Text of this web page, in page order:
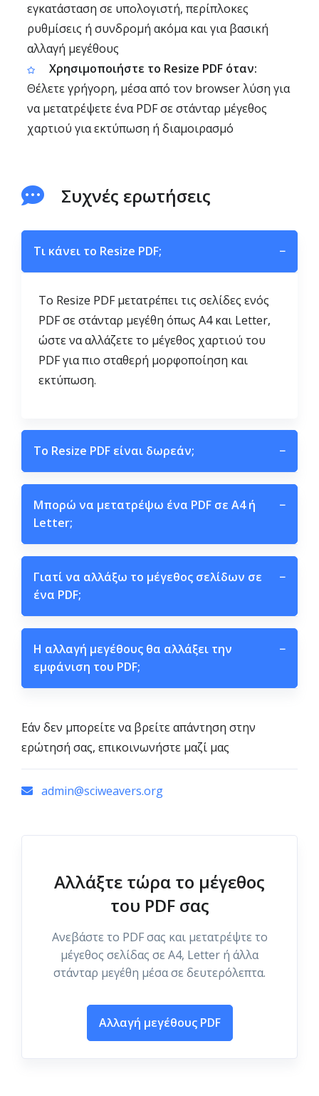
εγκατάσταση σε υπολογιστή, περίπλοκες
ρυθμίσεις ή συνδρομή ακόμα και για βασική
αλλαγή μεγέθους
Χρησιμοποιήστε το Resize PDF όταν:
Θέλετε γρήγορη, μέσα από τον browser λύση για
να μετατρέψετε ένα PDF σε στάνταρ μέγεθος
χαρτιού για εκτύπωση ή διαμοιρασμό
Συχνές ερωτήσεις
Τι κάνει το Resize PDF; −
Το Resize PDF μετατρέπει τις σελίδες ενός
PDF σε στάνταρ μεγέθη όπως A4 και Letter,
ώστε να αλλάζετε το μέγεθος χαρτιού του
PDF για πιο σταθερή μορφοποίηση και
εκτύπωση.
Το Resize PDF είναι δωρεάν; −
Μπορώ να μετατρέψω ένα PDF σε A4 ή
Letter;
−
Γιατί να αλλάξω το μέγεθος σελίδων σε
ένα PDF;
−
Η αλλαγή μεγέθους θα αλλάξει την
εμφάνιση του PDF;
−
Εάν δεν μπορείτε να βρείτε απάντηση στην
ερώτησή σας, επικοινωνήστε μαζί μας
admin@sciweavers.org
Αλλάξτε τώρα το μέγεθος
του PDF σας
Ανεβάστε το PDF σας και μετατρέψτε το
μέγεθος σελίδας σε A4, Letter ή άλλα
στάνταρ μεγέθη μέσα σε δευτερόλεπτα.
Αλλαγή μεγέθους PDF